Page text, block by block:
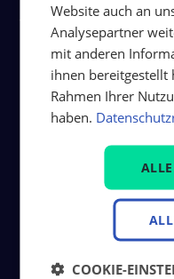
spendet eine
Artikel lesen
Website auch an
Analysepartner
mit anderen
ihnen bereitgestellt
Rahmen Ihrer
haben.
COOKIE-